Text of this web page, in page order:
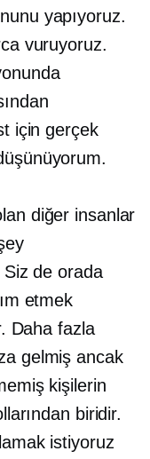
yapıyoruz.
vuruyoruz.
için gerçek
diğer insanlar
de orada
etmek
Daha fazla
gelmiş ancak
kişilerin
biridir.
istiyoruz